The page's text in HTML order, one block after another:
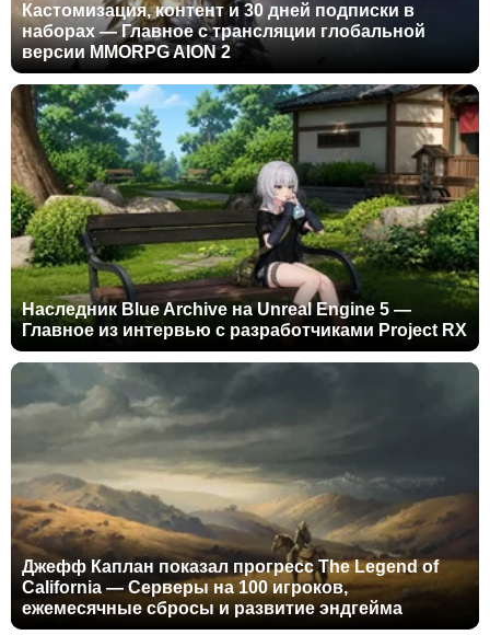
Кастомизация, контент и 30 дней подписки в
наборах — Главное с трансляции глобальной
версии MMORPG AION 2
Наследник Blue Archive на Unreal Engine 5 —
Главное из интервью с разработчиками Project RX
Джефф Каплан показал прогресс The Legend of
California — Серверы на 100 игроков,
ежемесячные сбросы и развитие эндгейма